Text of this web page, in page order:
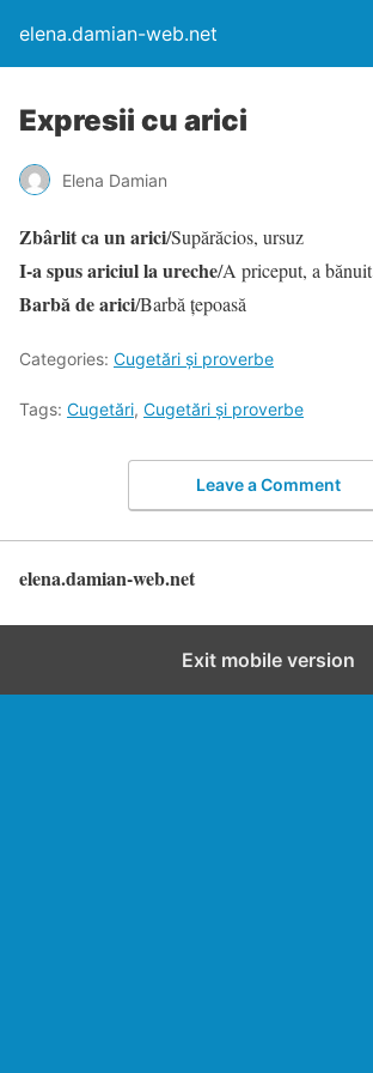
elena.damian-web.net
Expresii cu arici
Elena Damian
Zbârlit ca un arici/Supărăcios, ursuz
I-a spus ariciul la ureche/A priceput, a bănuit
Barbă de arici/Barbă țepoasă
Categories: Cugetări şi proverbe
Tags: Cugetări, Cugetări şi proverbe
Leave a Comment
elena.damian-web.net
Exit mobile version